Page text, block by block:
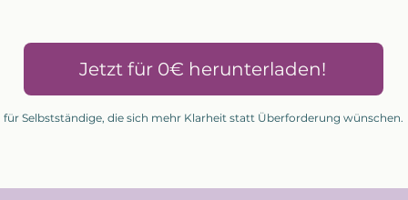
Jetzt für 0€ herunterladen!
für Selbstständige, die sich mehr Klarheit statt Überforderung wünschen.